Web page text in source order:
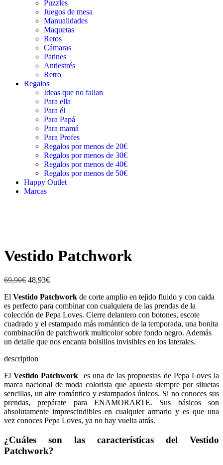
Puzzles
Juegos de mesa
Manualidades
Maquetas
Retos
Cámaras
Patines
Antiestrés
Retro
Regalos
Ideas que no fallan
Para ella
Para él
Para Papá
Para mamá
Para Profes
Regalos por menos de 20€
Regalos por menos de 30€
Regalos por menos de 40€
Regalos por menos de 50€
Happy Outlet
Marcas
Vestido Patchwork
69,90€ 48,93€
El Vestido Patchwork de corte amplio en tejido fluido y con caida
es perfecto para combinar con cualquiera de las prendas de la
colección de Pepa Loves. Cierre delantero con botones, escote
cuadrado y el estampado más romántico de la temporada, una bonita
combinación de patchwork multicolor sobre fondo negro. Además
un detalle que nos encanta bolsillos invisibles en los laterales.
description
ElVestido Patchwork
es una de las propuestas de Pepa Loves la
marca nacional de moda colorista que apuesta siempre por siluetas
sencillas, un aire romántico y estampados únicos. Si no conoces sus
prendas, prepárate para ENAMORARTE. Sus básicos son
absolutamente imprescindibles en cualquier armario y es que una
vez conoces Pepa Loves, ya no hay vuelta atrás.
¿Cuáles son las características del Vestido
Patchwork?